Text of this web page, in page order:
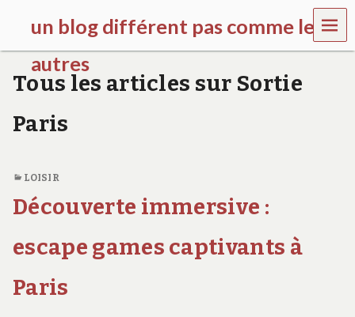
un blog différent pas comme les
autres
f
c
i
l
d
r
n
.
r
MEN
U
Tous les articles sur Sortie
Paris
LOISIR
Découverte immersive :
escape games captivants à
Paris